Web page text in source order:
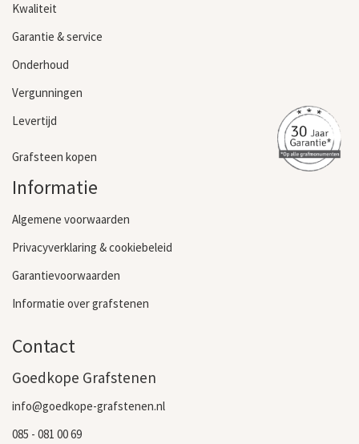
Kwaliteit
Garantie & service
Onderhoud
Vergunningen
Levertijd
Grafsteen kopen
Informatie
Algemene voorwaarden
Privacyverklaring & cookiebeleid
Garantievoorwaarden
Informatie over grafstenen
Contact
Goedkope Grafstenen
info@goedkope-grafstenen.nl
085 - 081 00 69